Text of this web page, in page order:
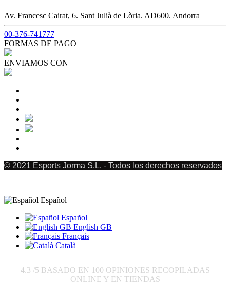
Av. Francesc Cairat, 6. Sant Julià de Lòria. AD600. Andorra
00-376-741777
FORMAS DE PAGO
ENVIAMOS CON
© 2021 Esports Jorma S.L. - Todos los derechos reservados
Español
Español
English GB
Français
Català
4.3 /5 BASADO EN 100 OPINIONES RECOPILADAS
ONLINE Y EN TIENDAS